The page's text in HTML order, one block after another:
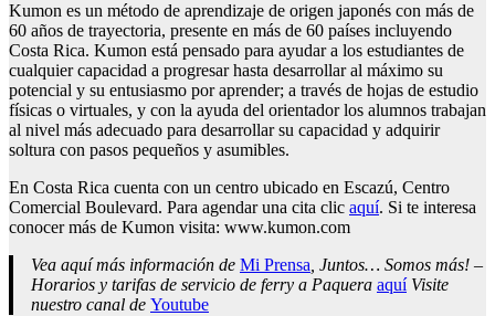
Kumon es un método de aprendizaje de origen japonés con más de
60 años de trayectoria, presente en más de 60 países incluyendo
Costa Rica. Kumon está pensado para ayudar a los estudiantes de
cualquier capacidad a progresar hasta desarrollar al máximo su
potencial y su entusiasmo por aprender; a través de hojas de estudio
físicas o virtuales, y con la ayuda del orientador los alumnos trabajan
al nivel más adecuado para desarrollar su capacidad y adquirir
soltura con pasos pequeños y asumibles.
En Costa Rica cuenta con un centro ubicado en Escazú, Centro
Comercial Boulevard. Para agendar una cita clic aquí. Si te interesa
conocer más de Kumon visita: www.kumon.com
Vea aquí más información de Mi Prensa, Juntos… Somos más! –
Horarios y tarifas de servicio de ferry a Paquera aquíVisite
nuestro canal de Youtube